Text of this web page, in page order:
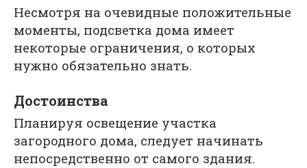
Несмотря на очевидные положительные
моменты, подсветка дома имеет
некоторые ограничения, о которых
нужно обязательно знать.
Достоинства
Планируя освещение участка
загородного дома, следует начинать
непосредственно от самого здания.